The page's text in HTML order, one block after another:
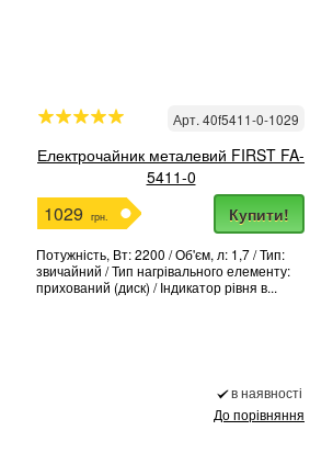
Арт. 40f5411-0-1029
Електрочайник металевий FIRST FA-
5411-0
1029 грн. Купити!
Потужність, Вт: 2200 / Об'єм, л: 1,7 / Тип:
звичайний / Тип нагрівального елементу:
прихований (диск) / Індикатор рівня в...
в наявності
До порівняння